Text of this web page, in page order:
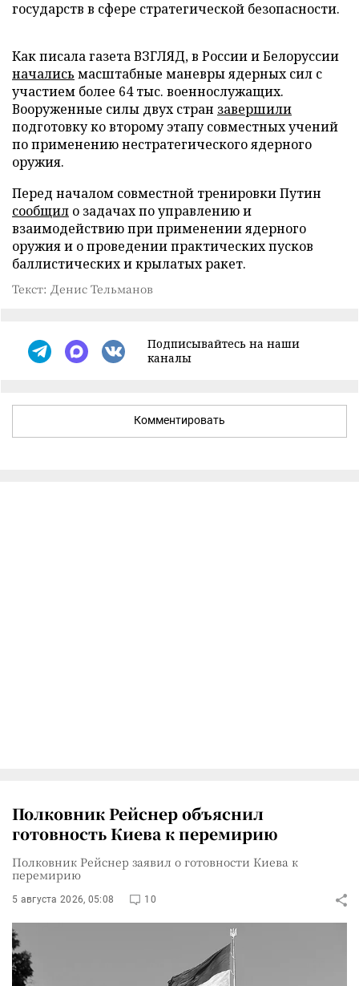
государств в сфере стратегической безопасности.
Как писала газета ВЗГЛЯД, в России и Белоруссии
начались масштабные маневры ядерных сил с
участием более 64 тыс. военнослужащих.
Вооруженные силы двух стран завершили
подготовку ко второму этапу совместных учений
по применению нестратегического ядерного
оружия.
Перед началом совместной тренировки Путин
сообщил о задачах по управлению и
взаимодействию при применении ядерного
оружия и о проведении практических пусков
баллистических и крылатых ракет.
Текст: Денис Тельманов
Подписывайтесь на наши
каналы
Комментировать
Полковник Рейснер объяснил
готовность Киева к перемирию
Полковник Рейснер заявил о готовности Киева к
перемирию
5 августа 2026, 05:08 10